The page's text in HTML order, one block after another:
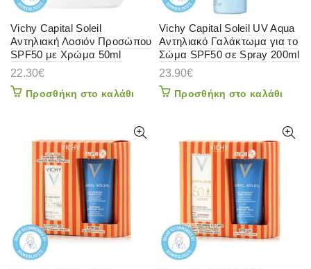
Vichy Capital Soleil
Αντηλιακή Λοσιόν Προσώπου
SPF50 με Χρώμα 50ml
22.30€
Προσθήκη στο καλάθι
Vichy Capital Soleil UV Aqua
Αντηλιακό Γαλάκτωμα για το
Σώμα SPF50 σε Spray 200ml
23.90€
Προσθήκη στο καλάθι